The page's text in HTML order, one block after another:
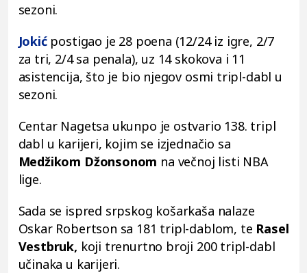
sezoni.
Jokić postigao je 28 poena (12/24 iz igre, 2/7
za tri, 2/4 sa penala), uz 14 skokova i 11
asistencija, što je bio njegov osmi tripl-dabl u
sezoni.
Centar Nagetsa ukunpo je ostvario 138. tripl
dabl u karijeri, kojim se izjednačio sa
Medžikom Džonsonom na večnoj listi NBA
lige.
Sada se ispred srpskog košarkaša nalaze
Oskar Robertson sa 181 tripl-dablom, te Rasel
Vestbruk, koji trenurtno broji 200 tripl-dabl
učinaka u karijeri.